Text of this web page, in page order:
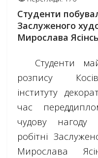
Студенти
Заслуженого
Мирослава
Студенти
розпису
інституту
час
чудову
робітні
Мирослава